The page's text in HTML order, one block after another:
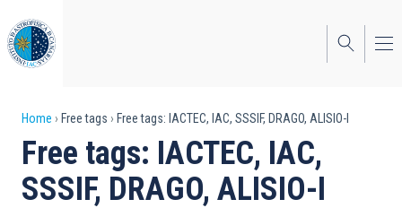
to
main
content
Breadcrumb
Home Free tags Free tags: IACTEC, IAC, SSSIF, DRAGO, ALISIO-I
Free tags: IACTEC, IAC,
SSSIF, DRAGO, ALISIO-I